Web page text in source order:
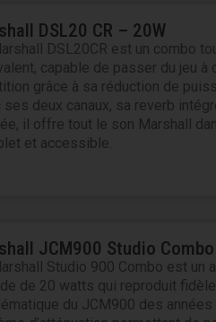
DSL20 CR – 20W
DSL20CR est un combo
capable de passer du jeu à
grâce à sa réduction de
ses deux canaux, sa reverb
il offre tout le son Marshall
et accessible.
JCM900 Studio Combo
Studio 900 Combo est un
de 20 watts qui reproduit
du JCM900 des années